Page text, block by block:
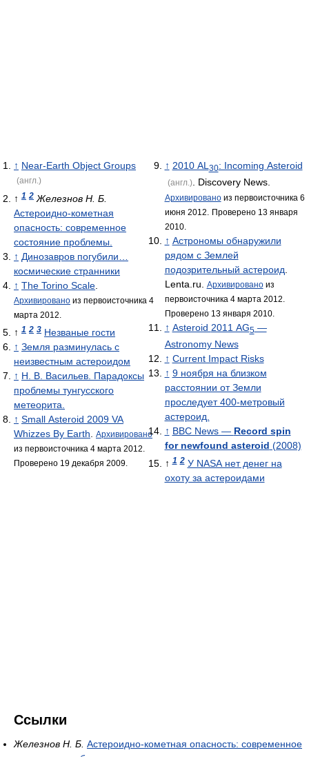
↑ Near-Earth Object Groups
(англ.)
↑ 1 2 Железнов Н. Б.
Астероидно-кометная
опасность: современное
состояние проблемы.
↑ Динозавров погубили…
космические странники
↑ The Torino Scale
Архивировано из первоисточника 4
марта 2012.
↑ 1 2 3 Незваные гости
↑ Земля разминулась с
неизвестным астероидом
↑ Н. В. Васильев. Парадоксы
проблемы тунгусского
метеорита.
↑ Small Asteroid 2009 VA
Whizzes By Earth
Архивировано
из первоисточника 4 марта 2012.
Проверено 19 декабря 2009.
↑ 2010 AL 30: Incoming Asteroid
(англ.) . Discovery News.
Архивированоиз первоисточника 6
июня 2012.
Проверено 13 января
2010.
↑ Астрономы обнаружили
рядом с Землей
подозрительный астероид
Lenta.ru.
Архивированоиз
первоисточника 4 марта 2012.
Проверено 13 января 2010.
↑ Asteroid 2011 AG5 —
Astronomy News
↑ Current Impact Risks
↑ 9 ноября на близком
расстоянии от Земли
проследует 400-метровый
астероид.
↑ BBC News — Record spin
for newfound asteroid (2008)
↑1 2 У NASA нет денег на
охоту за астероидами
Ссылки
Железнов Н. Б. Астероидно-кометная опасность: современное